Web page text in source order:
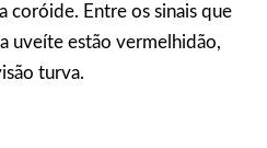
coróide. Entre os sinais que
uveíte estão vermelhidão,
turva.